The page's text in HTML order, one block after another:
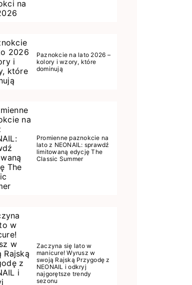
Paznokcie na lato 2026 –
kolory i wzory, które
dominują
Promienne paznokcie na
lato z NEONAIL: sprawdź
limitowaną edycję The
Classic Summer
Zaczyna się lato w
manicure! Wyrusz w
swoją Rajską Przygodę z
NEONAIL i odkryj
najgorętsze trendy
sezonu